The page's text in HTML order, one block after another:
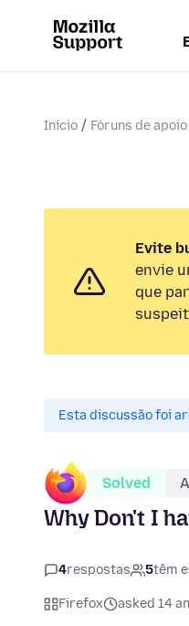
Início Fóruns de apoio
Evite
envie
que
Esta discussão foi
Solved
Why Don't I
4respostas 5têm
Firefox asked 14